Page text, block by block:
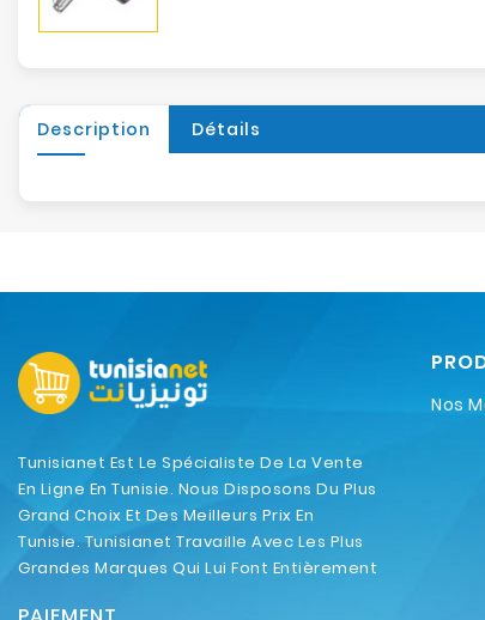
Description Détails
Tunisianet Est Le Spécialiste De La Vente
En Ligne En Tunisie. Nous Disposons Du Plus
Grand Choix Et Des Meilleurs Prix En
Tunisie. Tunisianet Travaille Avec Les Plus
Grandes Marques Qui Lui Font Entièrement
Nos